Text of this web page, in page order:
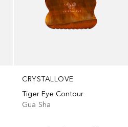
CRYSTALLOVE
Tiger Eye Contour
Gua Sha